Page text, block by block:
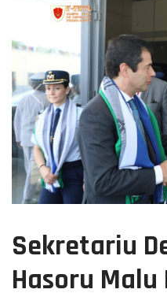
Previous
Sekretariu
Hasoru Malu